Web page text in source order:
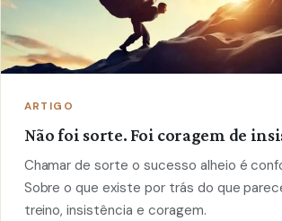
ARTIGO
Não foi sorte. Foi coragem de
Chamar de sorte o sucesso alheio é
Sobre o que existe por trás do que
treino, insistência e coragem.